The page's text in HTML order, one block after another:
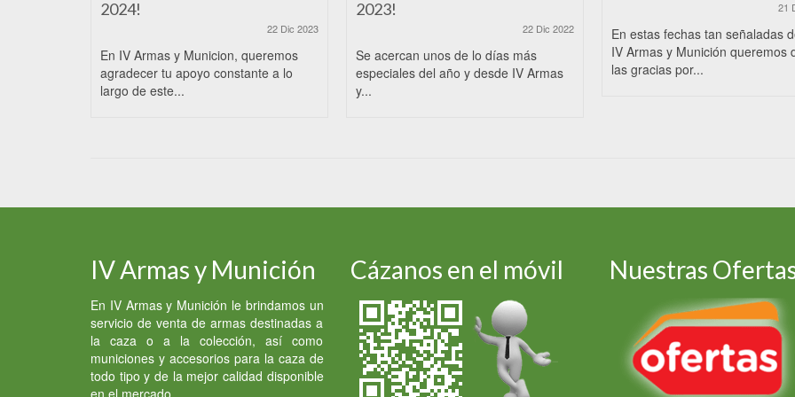
2024!
22 Dic 2023
En IV Armas y Municion, queremos
agradecer tu apoyo constante a lo
largo de este...
2023!
22 Dic 2022
Se acercan unos de lo días más
especiales del año y desde IV Armas
y...
21
En estas fechas tan señaladas
IV Armas y Munición queremos
las gracias por...
IV Armas y Munición
En IV Armas y Munición le brindamos un
servicio de venta de armas destinadas a
la caza o a la colección, así como
municiones y accesorios para la caza de
todo tipo y de la mejor calidad disponible
en el mercado.
Cázanos en el móvil Nuestras